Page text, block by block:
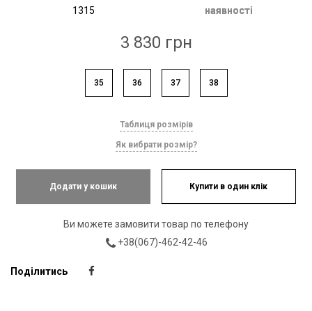
1315
наявності
3 830 грн
35 36 37 38
Таблиця розмірів
Як вибрати розмір?
Додати у кошик Купити в один клік
Ви можете замовити товар по телефону
+38(067)-462-42-46
Поділитись